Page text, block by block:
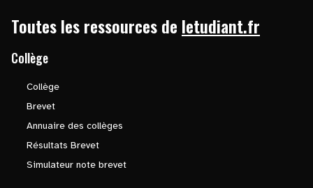
Toutes les ressources de letudiant.fr
Collège
Collège
Brevet
Annuaire des collèges
Résultats Brevet
Simulateur note brevet